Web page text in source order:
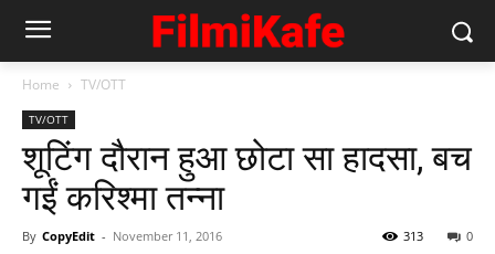
Home TV/OTT
TV/OTT
शूटिंग दौरान हुआ छोटा सा हादसा, बच
गईं करिश्‍मा तन्‍ना
By CopyEdit - November 11, 2016 0
313